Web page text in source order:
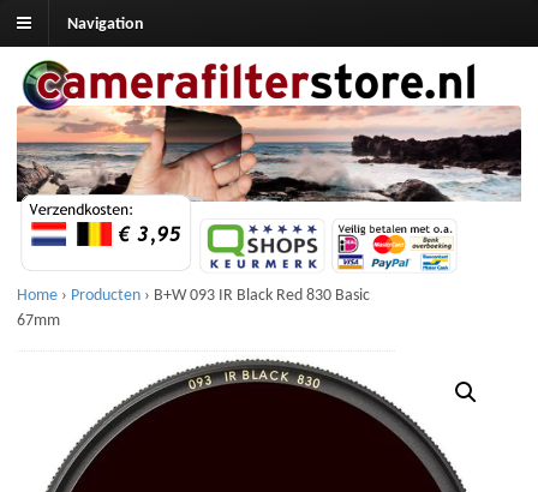
Navigation
Home › Producten › B+W 093 IR Black Red 830 Basic
67mm